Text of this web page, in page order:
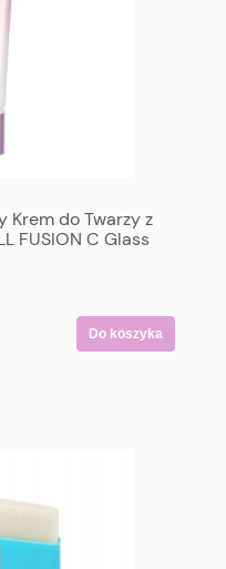
Krem do Twarzy z
FUSION C Glass
Do koszyka